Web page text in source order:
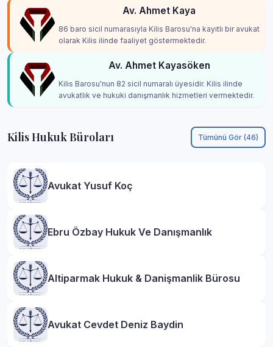
Av. Ahmet Kaya
86 baro sicil numarasıyla Kilis Barosu'na kayıtlı bir avukat
olarak Kilis ilinde faaliyet göstermektedir.
Av. Ahmet Kayasöken
Kilis Barosu'nun 82 sicil numaralı üyesidir. Kilis ilinde
avukatlık ve hukuki danışmanlık hizmetleri vermektedir.
Kilis Hukuk Büroları Tümünü Gör (46)
Avukat Yusuf Koç
Ebru Özbay Hukuk Ve Danışmanlık
Altiparmak Hukuk & Danişmanlik Bürosu
Avukat Cevdet Deniz Baydin